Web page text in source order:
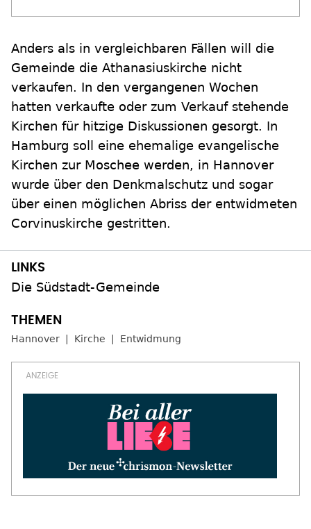
Anders als in vergleichbaren Fällen will die
Gemeinde die Athanasiuskirche nicht
verkaufen. In den vergangenen Wochen
hatten verkaufte oder zum Verkauf stehende
Kirchen für hitzige Diskussionen gesorgt. In
Hamburg soll eine ehemalige evangelische
Kirchen zur Moschee werden, in Hannover
wurde über den Denkmalschutz und sogar
über einen möglichen Abriss der entwidmeten
Corvinuskirche gestritten.
Die Südstadt-Gemeinde
Hannover Kirche Entwidmung